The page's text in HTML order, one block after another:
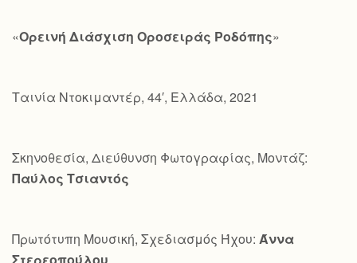
«Ορεινή Διάσχιση Οροσειράς Ροδόπης»
Ταινία Ντοκιμαντέρ, 44′, Ελλάδα, 2021
Σκηνοθεσία, Διεύθυνση Φωτογραφίας, Μοντάζ:
Παύλος Τσιαντός
Πρωτότυπη Μουσική, Σχεδιασμός Ήχου: Άννα